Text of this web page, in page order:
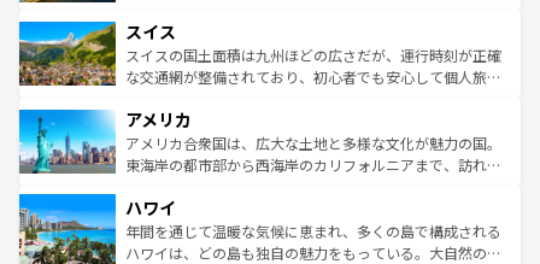
れる地方に足を運ぶとそれぞれで全く異なる文化を体験で
きるだろう。 なお、新着のフランス情報はコンテンツ一覧
を参照してほしい。
は、お酒好きな人にはぜひ体験してほしい。 なお、新着の
ドイツ情報はコンテンツ一覧を参照してほしい。
リアごとに異なる魅力がある。また、優雅なアフタヌーン
ティー、ビール好きにはたまらない英国パブ、サッカー観
戦など、本場だからこそできる体験も豊富。イギリスを旅
ンツ一覧を参照してほしい。
スイス
スイスの国土面積は九州ほどの広さだが、運行時刻が正確
な交通網が整備されており、初心者でも安心して個人旅行
の建物がそのまま残る町や、スイスならではのユニークな
博物館もあり、アルプス観光だけでなく町歩きも満喫する
ことができる。国民の所得が高いため物価も高いが、旅行
ば市内交通費無料で観光を楽しむこともできる。 なお、新
着のスイス情報はコンテンツ一覧 を参照してほしい。
アメリカ
アメリカ合衆国は、広大な土地と多様な文化が魅力の国。
東海岸の都市部から西海岸のカリフォルニアまで、訪れる
のような巨大都市は、観光、ショッピング、エンターテイ
ンメントが詰まった刺激的なスポットだ。一方、アメリカ
西部には大自然が広がり、グランドキャニオンやイエロー
ハワイ
年間を通じて温暖な気候に恵まれ、多くの島で構成される
ハワイは、どの島も独自の魅力をもっている。大自然の神